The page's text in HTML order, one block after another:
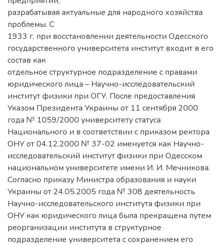
разрабатывая актуальные для народного хозяйства
проблемы. С
1933 г. при восстановлении деятельности Одесского
государственного университета институт входит в его
состав как
отдельное структурное подразделение с правами
юридического лица – Научно-исследовательский
институт физики при ОГУ. После предоставления
Указом Президента Украины от 11 сентября 2000
года № 1059/2000 университету статуса
Национального и в соответствии с приказом ректора
ОНУ от 04.12.2000 № 37-02 именуется как Научно-
исследовательский институт физики при Одесском
национальном университете имени И. И. Мечникова.
Согласно приказу Министра образования и науки
Украины от 24.05.2005 года № 308 деятельность
Научно-исследовательского института физики при
ОНУ как юридического лица была прекращена путем
реорганизации института в структурное
подразделение университета с сохранением его